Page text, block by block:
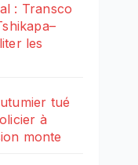
: Transco
les
tué
à
monte